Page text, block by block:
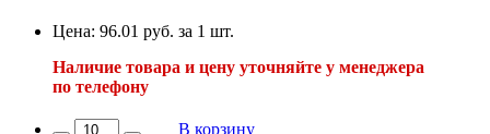
Цена: 96.01 руб. за 1 шт.
Наличие товара и цену уточняйте у менеджера
по телефону
В корзину